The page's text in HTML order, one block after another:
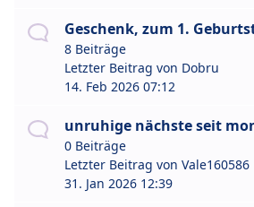
Geschenk, zum 1.
8 Beiträge
Letzter Beitrag von Dobru
14. Feb 2026 07:12
unruhige nächste seit
0 Beiträge
Letzter Beitrag von Vale160586
31. Jan 2026 12:39